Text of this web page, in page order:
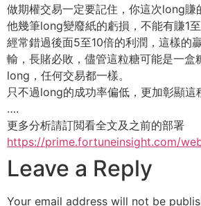
做期權交易一定要記住，你這次long賺
他幾筆long變廢紙的虧損，不能有賺1
經常錯過後面5至10倍的利潤，這樣的
輸，長賭必敗，儘管這粒糖可能是一盒
long，任何交易都一樣。
只不過long的成功率偏低，更加彰顯這
….
更多分析請訂閲看全文及之前的部署
https://prime.fortuneinsight.com/
Leave a Reply
Your email address will not be